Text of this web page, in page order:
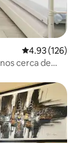
Calificación
4.93 (126)
cerca de